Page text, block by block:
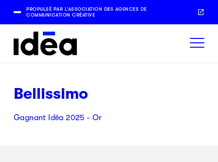
PROPULSÉ PAR L’ASSOCIATION DES AGENCES DE
COMMUNICATION CRÉATIVE
Bellissimo
Gagnant Idéa 2025 - Or